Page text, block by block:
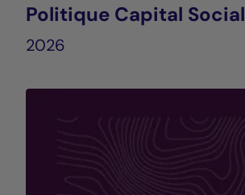
Politique Capital Social
2026